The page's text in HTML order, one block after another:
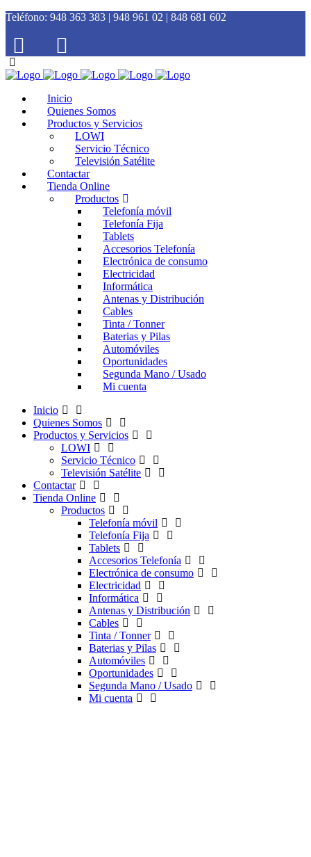
Teléfono: 948 363 383 | 948 961 02 | 848 681 602
Inicio
Quienes Somos
Productos y Servicios
LOWI
Servicio Técnico
Televisión Satélite
Contactar
Tienda Online
Productos
Telefonía móvil
Telefonía Fija
Tablets
Accesorios Telefonía
Electrónica de consumo
Electricidad
Informática
Antenas y Distribución
Cables
Tinta / Tonner
Baterias y Pilas
Automóviles
Oportunidades
Segunda Mano / Usado
Mi cuenta
Inicio
Quienes Somos
Productos y Servicios
LOWI
Servicio Técnico
Televisión Satélite
Contactar
Tienda Online
Productos
Telefonía móvil
Telefonía Fija
Tablets
Accesorios Telefonía
Electrónica de consumo
Electricidad
Informática
Antenas y Distribución
Cables
Tinta / Tonner
Baterias y Pilas
Automóviles
Oportunidades
Segunda Mano / Usado
Mi cuenta